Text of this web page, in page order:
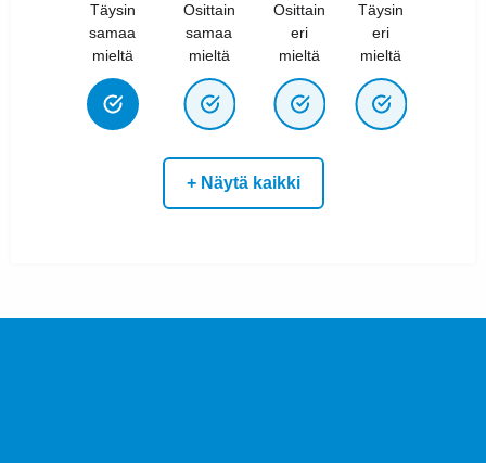
Täysin
samaa
mieltä
Osittain
samaa
mieltä
Osittain
eri
mieltä
Täysin
eri
mieltä
+ Näytä kaikki